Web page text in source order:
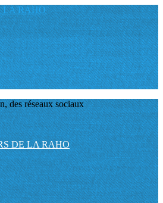
des réseaux sociaux